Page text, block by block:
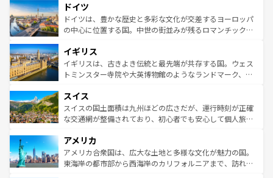
せる。地方によって風土や気候が異なるスペインはその個
性で訪れる人を魅了する。 なお、新着のスペイン情報は コ
ンテンツ一覧を参照してほしい。
で、幅広い魅力が詰まっている。華麗な宮殿、歴史的な大
聖堂、美しいビーチ、そして豊かな自然が、訪れる者を心
から魅了する。また、フランスは美食の国としても知ら
いる。シャンパンの発祥地であるランス、プロヴァンスの
香り高いラベンダー畑など、多彩な楽しみ方が可能だ。さ
らに、パリ以外の地域にも魅力が溢れており、どの街角に
れる地方に足を運ぶとそれぞれで全く異なる文化を体験で
きるだろう。 なお、新着のフランス情報はコンテンツ一覧
を参照してほしい。
ドイツ
ドイツは、豊かな歴史と多彩な文化が交差するヨーロッパ
の中心に位置する国。中世の街並みが残るロマンチック街
顔を持つこの国は、どこを歩いても飽きることがない。ベ
ルリンの文化的活気、バイエルン州のアルプスの絶景、そ
してライン川沿いのワイン畑といった風景は必見。ビール
は、お酒好きな人にはぜひ体験してほしい。 なお、新着の
ドイツ情報はコンテンツ一覧を参照してほしい。
イギリス
イギリスは、古きよき伝統と最先端が共存する国。ウェス
トミンスター寺院や大英博物館のようなランドマーク、歴
リアごとに異なる魅力がある。また、優雅なアフタヌーン
ティー、ビール好きにはたまらない英国パブ、サッカー観
戦など、本場だからこそできる体験も豊富。イギリスを旅
ンツ一覧を参照してほしい。
スイス
スイスの国土面積は九州ほどの広さだが、運行時刻が正確
な交通網が整備されており、初心者でも安心して個人旅行
の建物がそのまま残る町や、スイスならではのユニークな
博物館もあり、アルプス観光だけでなく町歩きも満喫する
ことができる。国民の所得が高いため物価も高いが、旅行
アメリカ
アメリカ合衆国は、広大な土地と多様な文化が魅力の国。
東海岸の都市部から西海岸のカリフォルニアまで、訪れる